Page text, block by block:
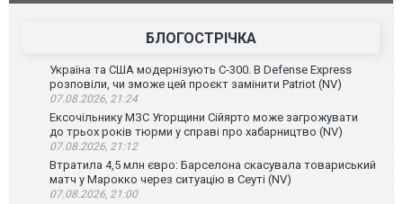
зневажливих слів про українських захисників.
ВІДЕО
БЛОГОСТРІЧКА
Україна та США модернізують С-300. В Defense Express
розповіли, чи зможе цей проєкт замінити Patriot (NV)
07.08.2026, 21:24
Ексочільнику МЗС Угорщини Сійярто може загрожувати
до трьох років тюрми у справі про хабарництво (NV)
07.08.2026, 21:12
Втратила 4,5 млн євро: Барселона скасувала товариський
матч у Марокко через ситуацію в Сеуті (NV)
07.08.2026, 21:00